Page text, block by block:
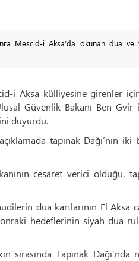
Mescid-i Aksa’da okunan dua ve
i Aksa külliyesine girenler
Güvenlik Bakanı Ben
duyurdu.
tapınak Dağı’nın
cesaret verici olduğu,
dua kartlarının El
hedeflerinin siyah dua
Tapınak Dağı’nda